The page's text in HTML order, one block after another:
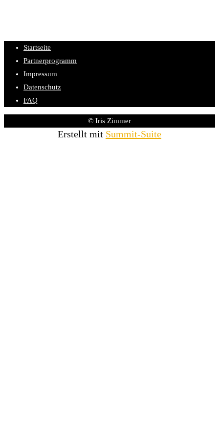
Startseite
Partnerprogramm
Impressum
Datenschutz
FAQ
© Iris Zimmer
Erstellt mit Summit-Suite